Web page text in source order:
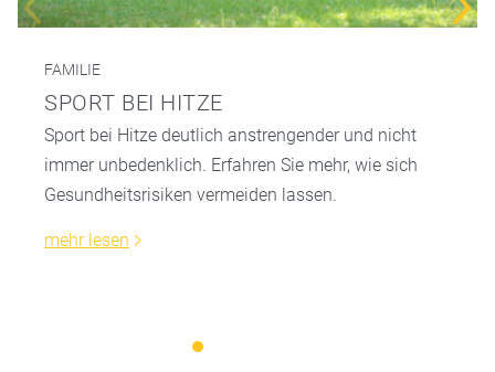
FAMILIE
SPORT BEI HITZE
Sport bei Hitze deutlich anstrengender und nicht
immer unbedenklich. Erfahren Sie mehr, wie sich
Gesundheitsrisiken vermeiden lassen.
mehr lesen